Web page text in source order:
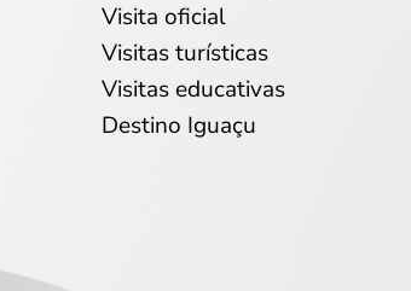
Visita oficial
Visitas turísticas
Visitas educativas
Destino Iguaçu